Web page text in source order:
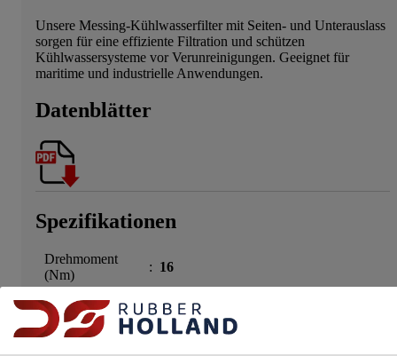
Unsere Messing-Kühlwasserfilter mit Seiten- und Unterauslass
sorgen für eine effiziente Filtration und schützen
Kühlwassersysteme vor Verunreinigungen. Geeignet für
maritime und industrielle Anwendungen.
Datenblätter
Spezifikationen
Drehmoment
(Nm)
: 16
Material
: Messing
Max.
Drucktemperatur
: